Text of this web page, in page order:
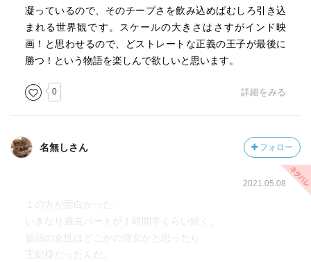
凝っているので、そのチープさを飲み込めばむしろ引き込
まれる世界観です。スケールの大きさはさすがインド映
画！と思わせるので、どストレートな正義の王子が最後に
勝つ！という物語を楽しんで欲しいと思います。
0 詳細をみる
名無しさん フォロー
2021.05.08
１の方が面白かった。
いきなり過去パートが１時間半くらい続く。
冒頭の女性はどこかの侍女かと思ったら
王妃様だったんだ。